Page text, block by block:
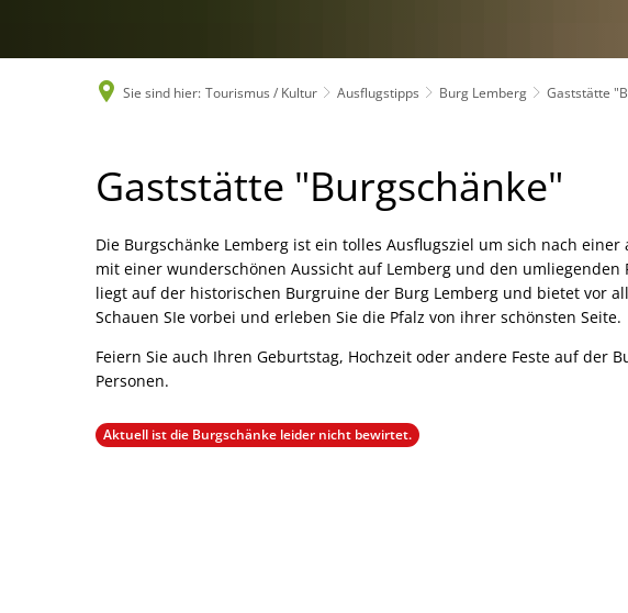
Sie sind hier: Tourismus / Kultur Ausflugstipps Burg Lemberg Gaststätte
Gaststätte
"Burgschänke"
Gaststätte "Burgschänke"
Die Burgschänke Lemberg ist ein tolles Ausflugsziel um sich nach
mit einer wunderschönen Aussicht auf Lemberg und den umliegenden
liegt auf der historischen Burgruine der Burg Lemberg und bietet vor
Schauen SIe vorbei und erleben Sie die Pfalz von ihrer schönsten Seite.
Feiern Sie auch Ihren Geburtstag, Hochzeit oder andere Feste auf der
Personen.
Aktuell ist die Burgschänke leider nicht bewirtet.